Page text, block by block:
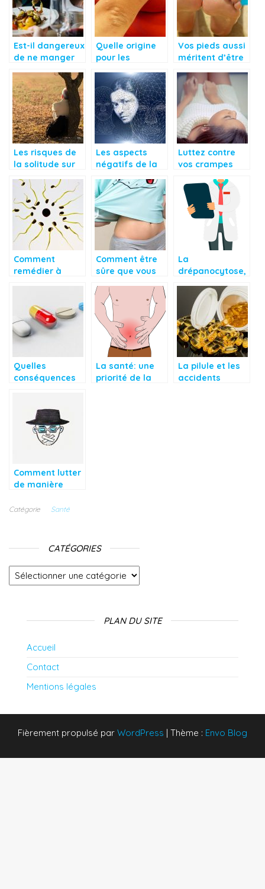
Est-il dangereux
de ne manger
avant le
coucher?
Quelle origine
pour les
de la peau?
Vos pieds aussi
méritent d’être
Les risques de
la solitude sur
Les aspects
négatifs de la
changer
Luttez contre
vos crampes
avec ces
astuces
Comment
remédier à
Comment être
sûre que vous
La
drépanocytose,
génétique et
héréditaire
Quelles
conséquences
peuvent
engendrer dans
le long terme
chez les
La santé: une
priorité de la
La pilule et les
accidents
Comment lutter
de manière
le bégaiement ?
Catégorie Santé
CATÉGORIES
Catégories
PLAN DU SITE
Accueil
Contact
Mentions légales
Fièrement propulsé par WordPress | Thème : Envo Blog